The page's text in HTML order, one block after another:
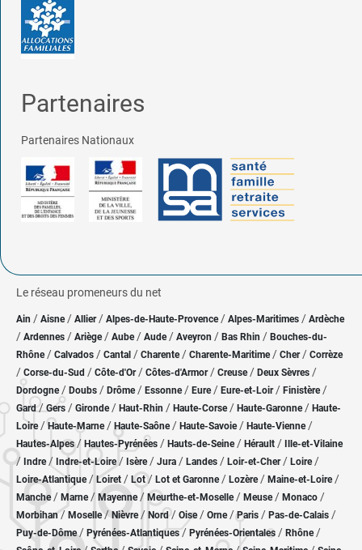
Partenaires
Partenaires Nationaux
Le réseau promeneurs du net
Ain / Aisne/ Allier/ Alpes-de-Haute-Provence / Alpes-Maritimes / Ardèche
/ Ardennes / Ariège/ Aube/ Aude / Aveyron / Bas Rhin / Bouches-du-
Rhône/ Calvados / Cantal / Charente / Charente-Maritime/ Cher / Corrèze
/ Corse-du-Sud / Côte-d'Or / Côtes-d'Armor/ Creuse/ Deux Sèvres /
Dordogne/ Doubs / Drôme/ Essonne / Eure/ Eure-et-Loir / Finistère/
Gard/Gers / Gironde/ Haut-Rhin / Haute-Corse/ Haute-Garonne/ Haute-
Loire/Haute-Marne/ Haute-Saône/ Haute-Savoie/ Haute-Vienne/
Hautes-Alpes/ Hautes-Pyrénées / Hauts-de-Seine/ Hérault / Ille-et-Vilaine
/ Indre/ Indre-et-Loire/ Isère/ Jura / Landes / Loir-et-Cher/ Loire/
Loire-Atlantique/ Loiret / Lot/ Lot et Garonne/ Lozère / Maine-et-Loire/
Manche/ Marne/ Mayenne/ Meurthe-et-Moselle/ Meuse/ Monaco /
Morbihan/ Moselle/ Nièvre / Nord/ Oise / Orne/Paris / Pas-de-Calais /
Puy-de-Dôme/ Pyrénées-Atlantiques / Pyrénées-Orientales / Rhône/